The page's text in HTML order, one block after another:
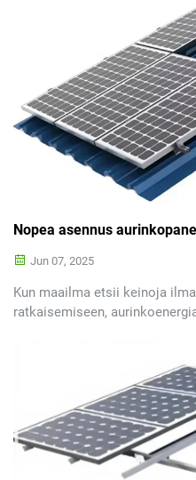
Nopea asennus
Jun 07, 2025
Kun maailma etsii keinoja
ratkaisemiseen,
aurinkopaneelien
jotka pitävät aurinkopaneelit